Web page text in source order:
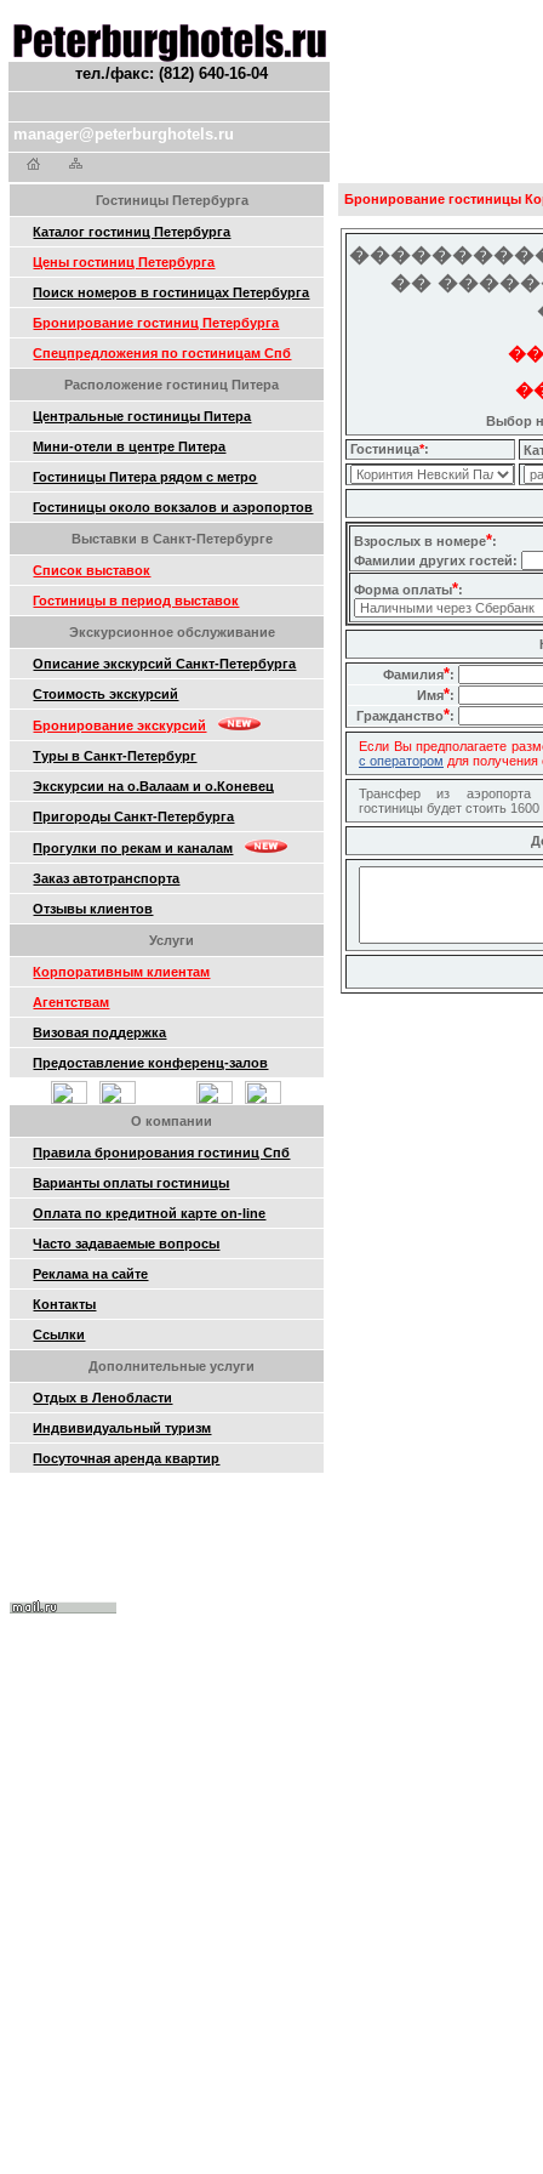
тел./факс: (812) 640-16-04
manager@peterburghotels.ru
Гостиницы Петербурга
Каталог гостиниц Петербурга
Цены гостиниц Петербурга
Поиск номеров в гостиницах Петербурга
Бронирование гостиниц Петербурга
Спецпредложения по гостиницам Спб
Расположение гостиниц Питера
Центральные гостиницы Питера
Мини-отели в центре Питера
Гостиницы Питера рядом с метро
Гостиницы около вокзалов и аэропортов
Выставки в Санкт-Петербурге
Список выставок
Гостиницы в период выставок
Экскурсионное обслуживание
Описание экскурсий Санкт-Петербурга
Стоимость экскурсий
Бронирование экскурсий
Туры в Санкт-Петербург
Экскурсии на о.Валаам и о.Коневец
Пригороды Санкт-Петербурга
Прогулки по рекам и каналам
Заказ автотранспорта
Отзывы клиентов
Услуги
Корпоративным клиентам
Агентствам
Визовая поддержка
Предоставление конференц-залов
О компании
Правила бронирования гостиниц Спб
Варианты оплаты гостиницы
Оплата по кредитной карте on-line
Часто задаваемые вопросы
Реклама на сайте
Контакты
Ссылки
Дополнительные услуги
Отдых в Ленобласти
Индвивидуальный туризм
Посуточная аренда квартир
Бронирование гостиницы
��
Выбор
Гостиница*:
Взрослых в номере*
Фамилии других гостей:
Форма оплаты*:
Фамилия*:
Имя*:
Гражданство*:
Если Вы предполагаете
с оператором для получения
Трансфер из
гостиницы будет стоить